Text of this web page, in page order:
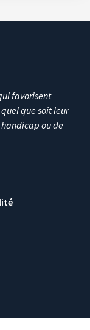
favorisent
que soit leur
ou de